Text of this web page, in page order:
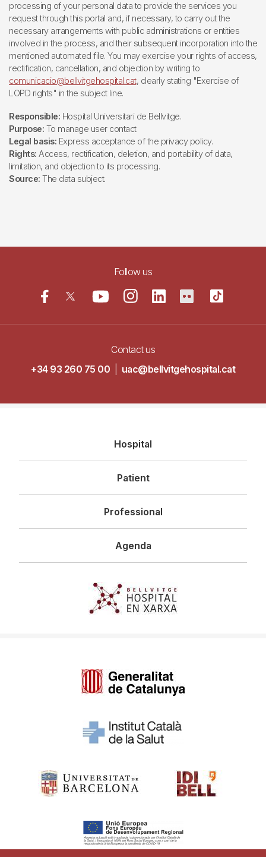
processing of your personal data to provide the services you
request through this portal and, if necessary, to carry out the
necessary arrangements with public administrations or entities
involved in the process, and their subsequent incorporation into the
mentioned automated file. You may exercise your rights of access,
rectification, cancellation, and objection by writing to
comunicacio@bellvitgehospital.cat, clearly stating "Exercise of
LOPD rights" in the subject line.
Responsible: Hospital Universitari de Bellvitge.
Purpose: To manage user contact
Legal basis: Express acceptance of the privacy policy.
Rights: Access, rectification, deletion, and portability of data,
limitation, and objection to its processing.
Source: The data subject.
Follow us
Contact us
+34 93 260 75 00
uac@bellvitgehospital.cat
principal
Hospital
Patient
Professional
Agenda